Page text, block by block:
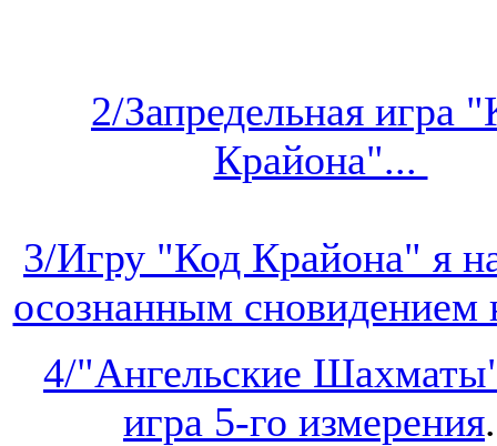
2/Запредельная игра
Крайона"...
3/Игру "Код Крайона" я
осознанным сновидением
4/"Ангельские
игра 5-го измерения